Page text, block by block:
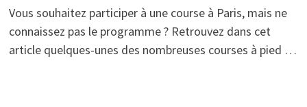
Vous souhaitez participer à une course à Paris, mais ne
connaissez pas le programme ? Retrouvez dans cet
article quelques-unes des nombreuses courses à pied …